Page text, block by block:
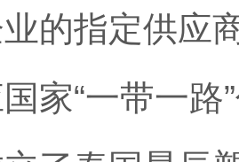
的指定供应
家“一带一